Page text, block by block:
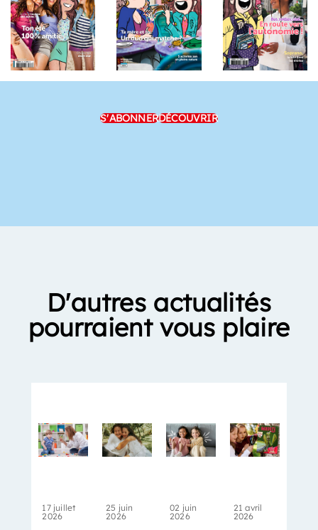
S'ABONNERDÉCOUVRIR
D'autres actualités
pourraient vous plaire
17 juillet
2026
25 juin
2026
02 juin
2026
21 avril
2026